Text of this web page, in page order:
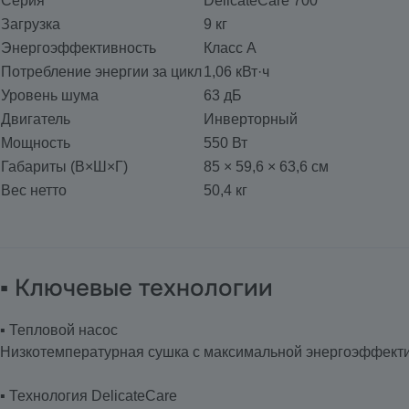
Загрузка
9 кг
Энергоэффективность
Класс А
Потребление энергии за цикл 1,06 кВт·ч
Уровень шума
63 дБ
Двигатель
Инверторный
Мощность
550 Вт
Габариты (В×Ш×Г)
85 × 59,6 × 63,6 см
Вес нетто
50,4 кг
▪️ Ключевые технологии
▪️ Тепловой насос
Низкотемпературная сушка с максимальной
▪️ Технология DelicateCare